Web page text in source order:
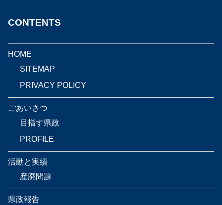
CONTENTS
HOME
SITEMAP
PRIVACY POLICY
ごあいさつ
目指す県政
PROFILE
活動と実績
産廃問題
県政報告